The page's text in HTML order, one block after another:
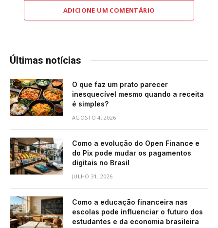
ADICIONE UM COMENTÁRIO
Últimas notícias
O que faz um prato parecer
inesquecível mesmo quando a receita
é simples?
AGOSTO 4, 2026
Como a evolução do Open Finance e
do Pix pode mudar os pagamentos
digitais no Brasil
JULHO 31, 2026
Como a educação financeira nas
escolas pode influenciar o futuro dos
estudantes e da economia brasileira